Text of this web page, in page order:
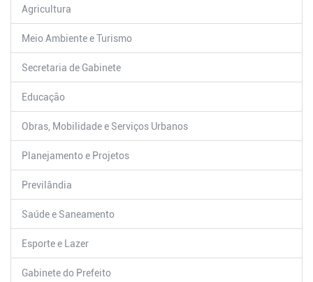
Agricultura
Meio Ambiente e Turismo
Secretaria de Gabinete
Educação
Obras, Mobilidade e Serviços Urbanos
Planejamento e Projetos
Previlândia
Saúde e Saneamento
Esporte e Lazer
Gabinete do Prefeito